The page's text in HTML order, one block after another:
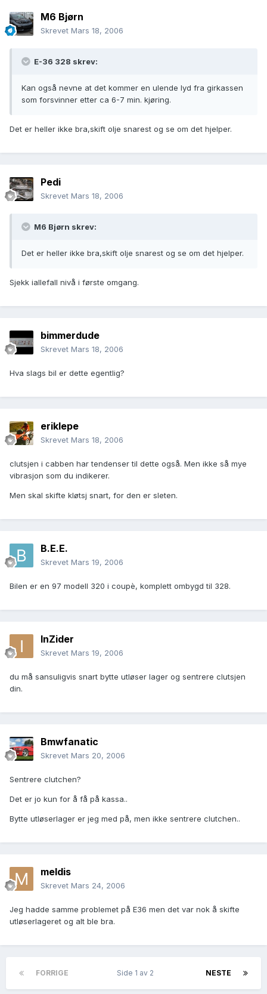
M6 Bjørn
Skrevet Mars 18, 2006
E-36 328 skrev:
Kan også nevne at det kommer en ulende lyd fra girkassen
som forsvinner etter ca 6-7 min. kjøring.
Det er heller ikke bra,skift olje snarest og se om det hjelper.
Pedi
Skrevet Mars 18, 2006
M6 Bjørn skrev:
Det er heller ikke bra,skift olje snarest og se om det hjelper.
Sjekk iallefall nivå i første omgang.
bimmerdude
Skrevet Mars 18, 2006
Hva slags bil er dette egentlig?
eriklepe
Skrevet Mars 18, 2006
clutsjen i cabben har tendenser til dette også. Men ikke så mye
vibrasjon som du indikerer.
Men skal skifte kløtsj snart, for den er sleten.
B.E.E.
Skrevet Mars 19, 2006
Bilen er en 97 modell 320 i coupè, komplett ombygd til 328.
InZider
Skrevet Mars 19, 2006
du må sansuligvis snart bytte utløser lager og sentrere clutsjen
din.
Bmwfanatic
Skrevet Mars 20, 2006
Sentrere clutchen?
Det er jo kun for å få på kassa..
Bytte utløserlager er jeg med på, men ikke sentrere clutchen..
meldis
Skrevet Mars 24, 2006
Jeg hadde samme problemet på E36 men det var nok å skifte
utløserlageret og alt ble bra.
FORRIGE NESTE
Side 1 av 2